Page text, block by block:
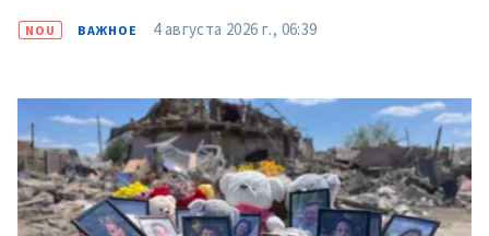
NOU ВАЖНОЕ 4 августа 2026 г., 06:39